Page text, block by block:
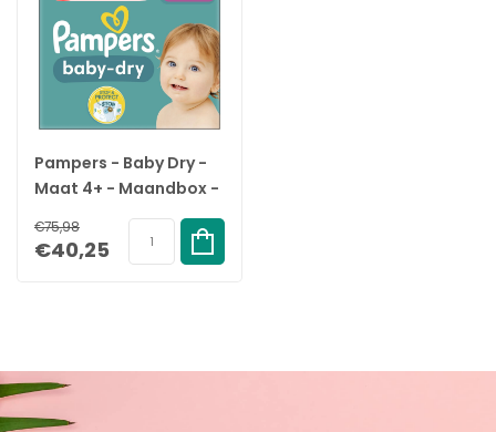
Pampers - Baby Dry -
Maat 4+ - Maandbox -
152 stuks - 10/15 KG
€75,98
€40,25